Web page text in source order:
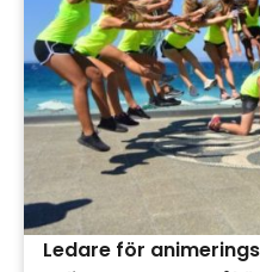
Ledare för